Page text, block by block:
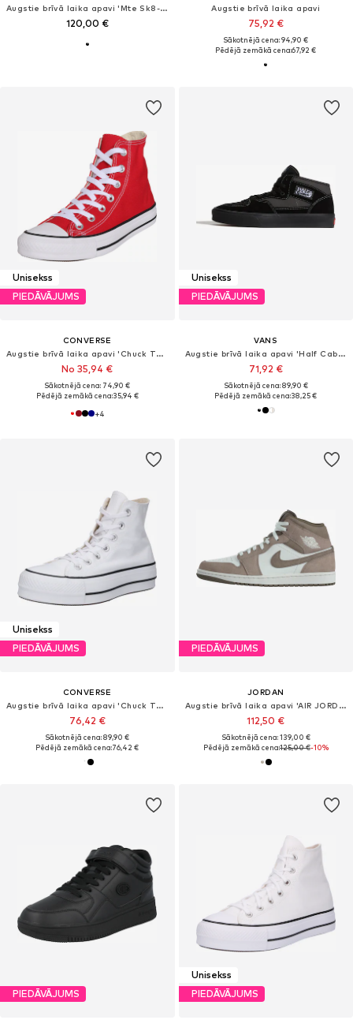
Augstie brīvā laika apavi 'Mte Sk8-Hi'
120,00 €
Augstie brīvā laika apavi
75,92 €
Sākotnējā cena: 94,90 €
Pēdējā zemākā cena:67,92 €
Unisekss
PIEDĀVĀJUMS
CONVERSE
Augstie brīvā laika apavi 'Chuck Taylor All Star'
No 35,94 €
Sākotnējā cena: 74,90 €
Pēdējā zemākā cena:35,94 €
+4
Unisekss
PIEDĀVĀJUMS
VANS
Augstie brīvā laika apavi 'Half Cab Decon'
71,92 €
Sākotnējā cena: 89,90 €
Pēdējā zemākā cena:38,25 €
Unisekss
PIEDĀVĀJUMS
CONVERSE
Augstie brīvā laika apavi 'Chuck TayIor All Star Lift Platform'
76,42 €
Sākotnējā cena: 89,90 €
Pēdējā zemākā cena:76,42 €
PIEDĀVĀJUMS
JORDAN
Augstie brīvā laika apavi 'AIR JORDAN 1'
112,50 €
Sākotnējā cena: 139,00 €
Pēdējā zemākā cena:125,00 €-10%
PIEDĀVĀJUMS
Unisekss
PIEDĀVĀJUMS